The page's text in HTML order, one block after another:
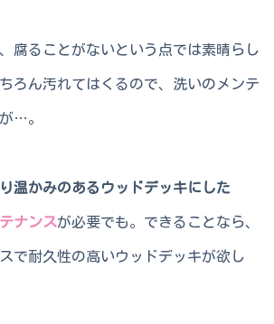
腐ることがないという点では素晴らし
ろん汚れてはくるので、洗いのメンテ
…。
温かみのあるウッドデッキにした
ナンスが必要でも。できることなら、
で耐久性の高いウッドデッキが欲し